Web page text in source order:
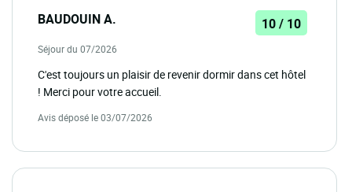
BAUDOUIN A. 10 / 10
Séjour du 07/2026
C'est toujours un plaisir de revenir dormir dans cet hôtel
! Merci pour votre accueil.
Avis déposé le 03/07/2026